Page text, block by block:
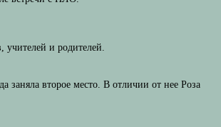
и родителей.
заняла второе место. В отличии от нее Роза